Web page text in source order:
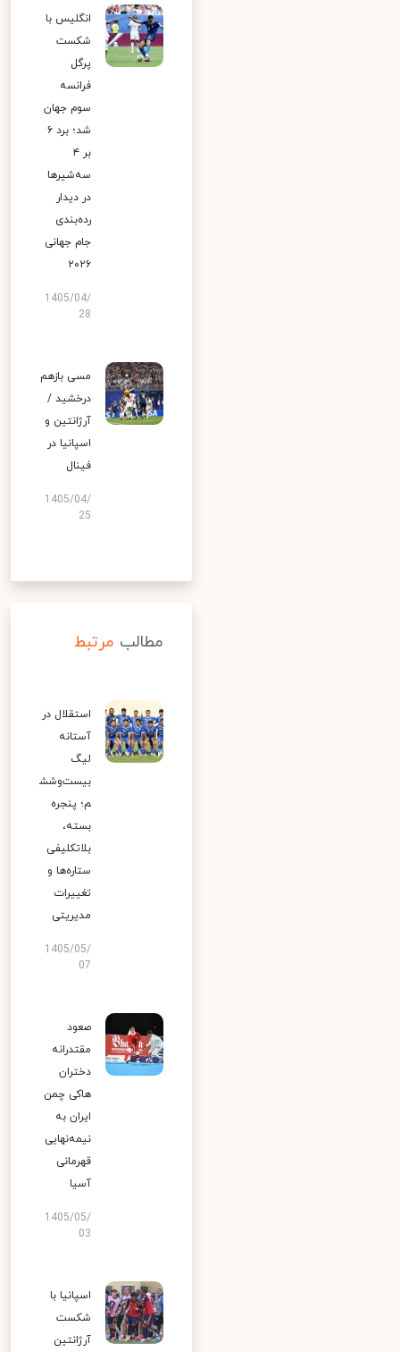
انگلیس با
شکست
پرگل
فرانسه
سوم جهان
شد؛ برد ۶
بر ۴
سه‌شیرها
در دیدار
رده‌بندی
جام جهانی
۲۰۲۶
1405/04/
28
مسی بازهم
درخشید /
آرژانتین و
اسپانیا در
فینال
1405/04/
25
مطالب مرتبط
استقلال در
آستانه
لیگ
بیست‌وشش
م؛ پنجره
بسته،
بلاتکلیفی
ستاره‌ها و
تغییرات
مدیریتی
1405/05/
07
صعود
مقتدرانه
دختران
هاکی چمن
ایران به
نیمه‌نهایی
قهرمانی
آسیا
1405/05/
03
اسپانیا با
شکست
آرژانتین